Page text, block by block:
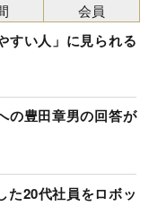
すい人」に見られる
の豊田章男の回答が
た20代社員をロボッ
会員